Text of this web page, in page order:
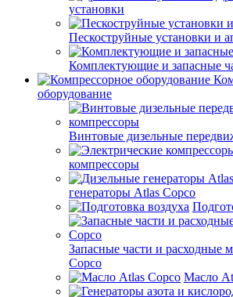
установки
Пескоструйные установки и
Комплектующие и запасные
оборудование
Винтовые дизельные
компрессоры
генераторы Atlas Copco
Запасные части и расходные
Copco
Масло